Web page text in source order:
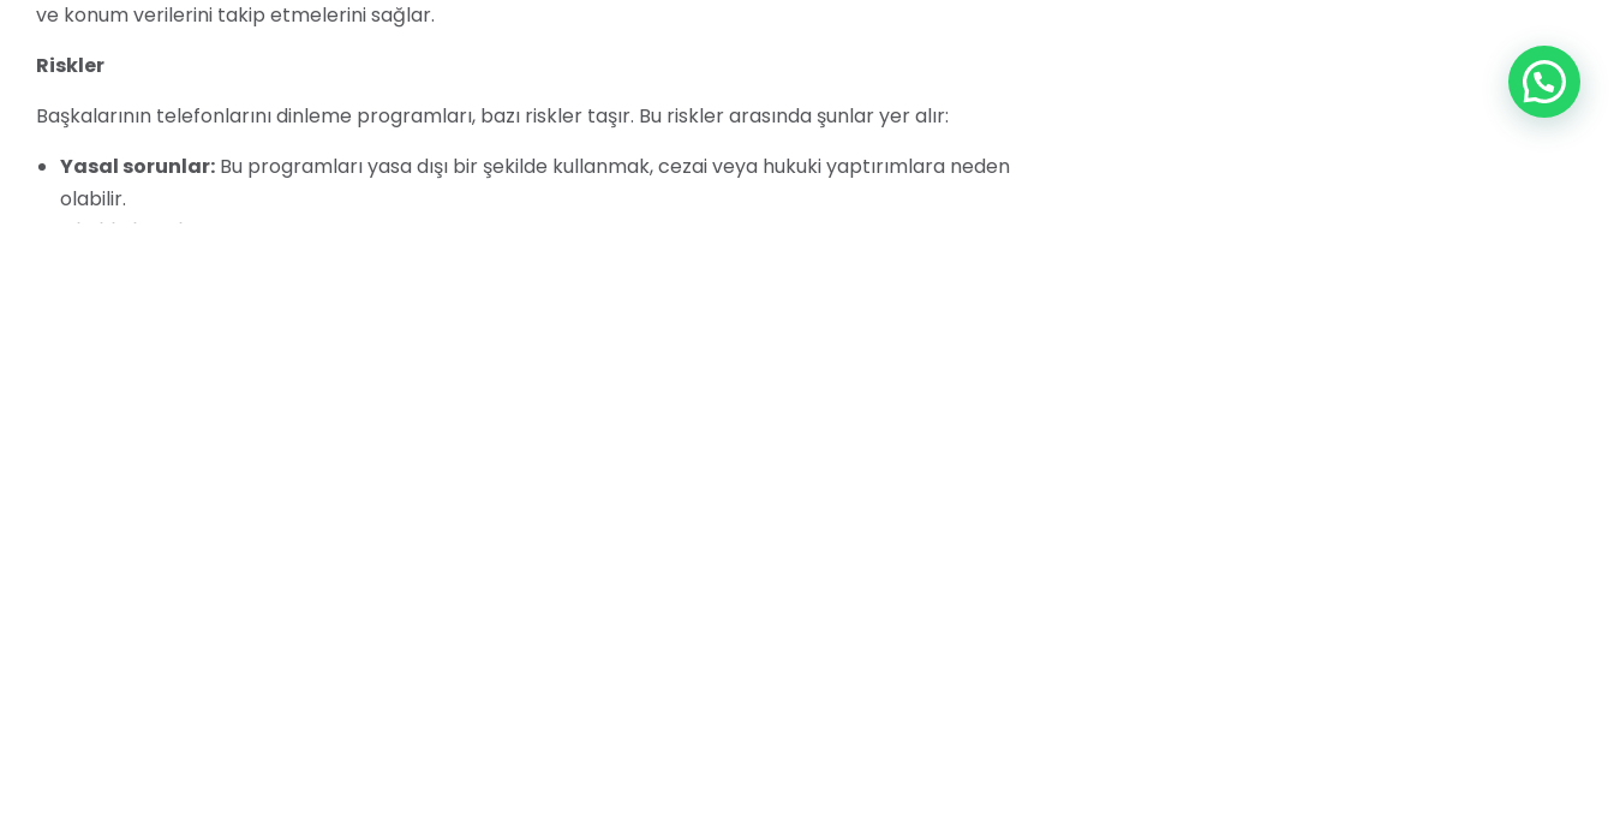
ve konum verilerini takip etmelerini sağlar.
Riskler
Başkalarının telefonlarını dinleme programları, bazı riskler taşır. Bu riskler arasında şunlar yer alır:
Yasal sorunlar: Bu programları yasa dışı bir şekilde kullanmak, cezai veya hukuki yaptırımlara neden
olabilir.
Gizlilik ihlali: